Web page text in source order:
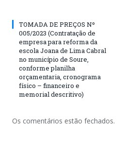
TOMADA DE PREÇOS Nº
005/2023 (Contratação de
empresa para reforma da
escola Joana de Lima Cabral
no município de Soure,
conforme planilha
orçamentaria, cronograma
físico – financeiro e
memorial descritivo)
Os comentários estão fechados.